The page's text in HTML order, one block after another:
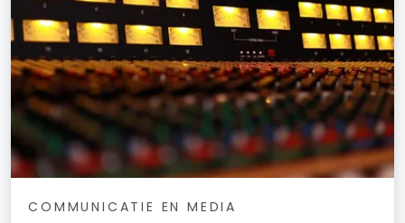
COMMUNICATIE EN MEDIA